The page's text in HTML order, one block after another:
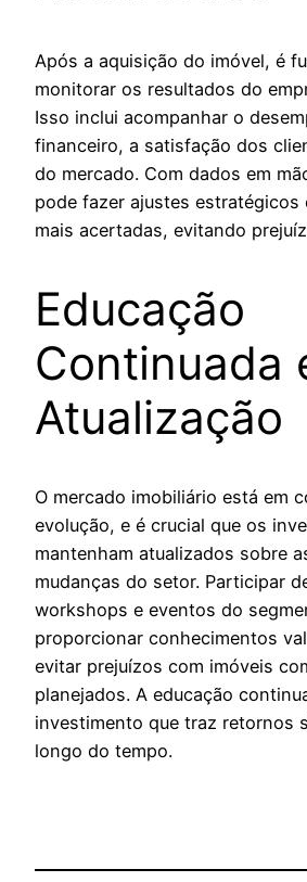
Após a aquisição do imóvel, é
monitorar os resultados do
Isso inclui acompanhar o
financeiro, a satisfação dos
do mercado. Com dados em
pode fazer ajustes estratégicos
mais acertadas, evitando
Educação
Continuada
Atualização
O mercado imobiliário está em
evolução, e é crucial que os
mantenham atualizados sobre
mudanças do setor. Participar
workshops e eventos do
proporcionar conhecimentos
evitar prejuízos com imóveis
planejados. A educação
investimento que traz retornos
longo do tempo.